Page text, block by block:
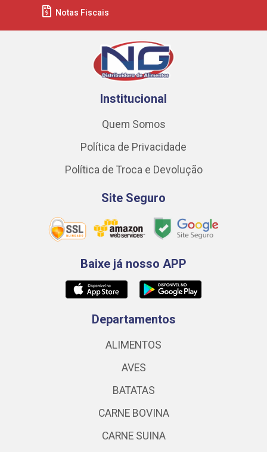
Notas Fiscais
Institucional
Quem Somos
Política de Privacidade
Política de Troca e Devolução
Site Seguro
Baixe já nosso APP
Departamentos
ALIMENTOS
AVES
BATATAS
CARNE BOVINA
CARNE SUINA